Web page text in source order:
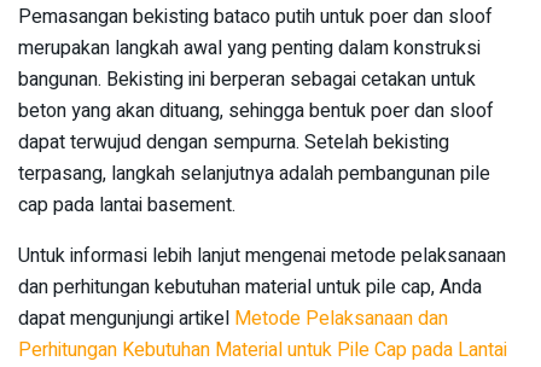
Pemasangan bekisting bataco putih untuk poer dan sloof
merupakan langkah awal yang penting dalam konstruksi
bangunan. Bekisting ini berperan sebagai cetakan untuk
beton yang akan dituang, sehingga bentuk poer dan sloof
dapat terwujud dengan sempurna. Setelah bekisting
terpasang, langkah selanjutnya adalah pembangunan pile
cap pada lantai basement.
Untuk informasi lebih lanjut mengenai metode pelaksanaan
dan perhitungan kebutuhan material untuk pile cap, Anda
dapat mengunjungi artikel Metode Pelaksanaan dan
Perhitungan Kebutuhan Material untuk Pile Cap pada Lantai